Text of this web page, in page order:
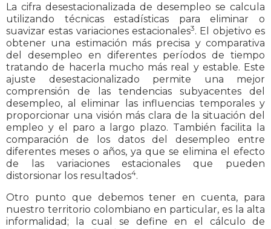
La cifra desestacionalizada de desempleo se calcula
utilizando técnicas estadísticas para eliminar o
suavizar estas variaciones estacionales3. El objetivo es
obtener una estimación más precisa y comparativa
del desempleo en diferentes períodos de tiempo
tratando de hacerla mucho más real y estable. Este
ajuste desestacionalizado permite una mejor
comprensión de las tendencias subyacentes del
desempleo, al eliminar las influencias temporales y
proporcionar una visión más clara de la situación del
empleo y el paro a largo plazo. También facilita la
comparación de los datos del desempleo entre
diferentes meses o años, ya que se elimina el efecto
de las variaciones estacionales que pueden
distorsionar los resultados4.
Otro punto que debemos tener en cuenta, para
nuestro territorio colombiano en particular, es la alta
informalidad; la cual se define en el cálculo de